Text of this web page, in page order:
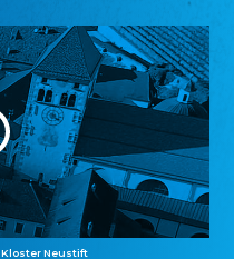
Kloster Neustift